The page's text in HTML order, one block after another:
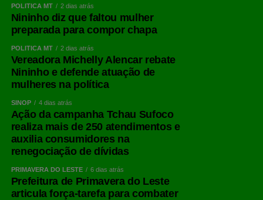
Instalação de placas de nomes de ruas e avenidas nos
semáforos
COMENTE ABAIXO:
WhatsApp
POLÍTICA MT 2 dias atrás
Nininho diz que faltou mulher
preparada para compor chapa
POLÍTICA MT 2 dias atrás
Vereadora Michelly Alencar rebate
Nininho e defende atuação de
mulheres na política
SINOP 4 dias atrás
Ação da campanha Tchau Sufoco
realiza mais de 250 atendimentos e
auxilia consumidores na
renegociação de dívidas
PRIMAVERA DO LESTE 6 dias atrás
Prefeitura de Primavera do Leste
articula força-tarefa para combater